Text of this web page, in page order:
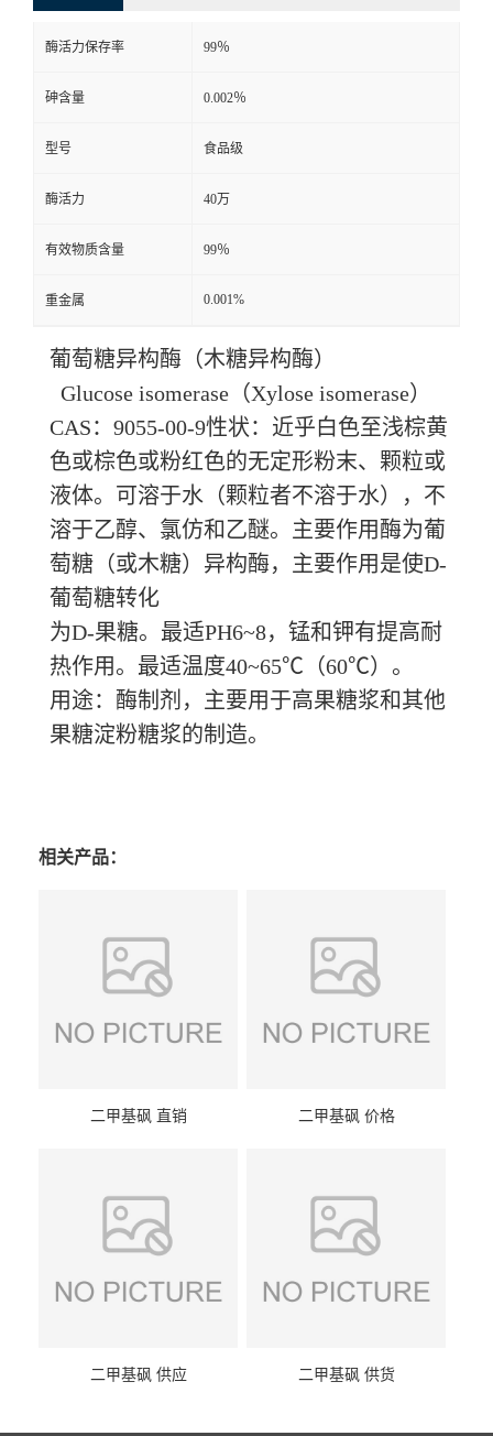
酶活力保存率 99％
砷含量 0.002％
型号 食品级
酶活力 40万
有效物质含量 99％
重金属 0.001%
葡萄糖异构酶（木糖异构酶）
Glucose isomerase（Xylose isomerase）
CAS：9055-00-9性状：近乎白色至浅棕黄
色或棕色或粉红色的无定形粉末、颗粒或
液体。可溶于水（颗粒者不溶于水），不
溶于乙醇、氯仿和乙醚。主要作用酶为葡
萄糖（或木糖）异构酶，主要作用是使D-
葡萄糖转化
为D-果糖。最适PH6~8，锰和钾有提高耐
热作用。最适温度40~65℃（60℃）。
用途：酶制剂，主要用于高果糖浆和其他
果糖淀粉糖浆的制造。
相关产品：
二甲基砜 直销 二甲基砜 价格
二甲基砜 供应 二甲基砜 供货